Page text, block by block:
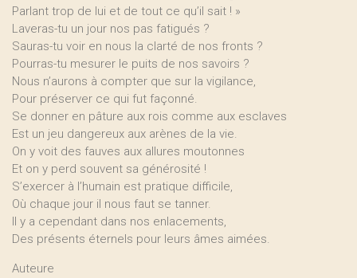
Parlant trop de lui et de tout ce qu’il sait ! »
Laveras-tu un jour nos pas fatigués ?
Sauras-tu voir en nous la clarté de nos fronts ?
Pourras-tu mesurer le puits de nos savoirs ?
Nous n’aurons à compter que sur la vigilance,
Pour préserver ce qui fut façonné.
Se donner en pâture aux rois comme aux esclaves
Est un jeu dangereux aux arènes de la vie.
On y voit des fauves aux allures moutonnes
Et on y perd souvent sa générosité !
S’exercer à l’humain est pratique difficile,
Où chaque jour il nous faut se tanner.
Il y a cependant dans nos enlacements,
Des présents éternels pour leurs âmes aimées.
Auteure